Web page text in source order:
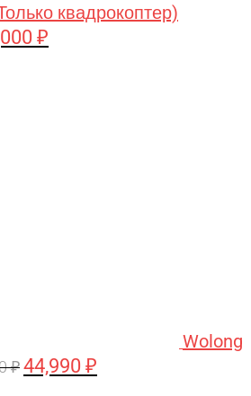
квадрокоптер)
₽
Wolong
₽ Первоначальная
44,990 ₽